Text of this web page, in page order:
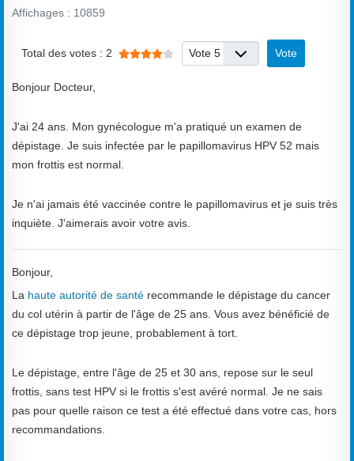
Affichages : 10859
Total des votes : 2 Veuillez voter
Bonjour Docteur,
J'ai 24 ans. Mon gynécologue m'a pratiqué un examen de
dépistage. Je suis infectée par le papillomavirus HPV 52 mais
mon frottis est normal.
Je n'ai jamais été vaccinée contre le papillomavirus et je suis très
inquiète. J'aimerais avoir votre avis.
Bonjour,
La haute autorité de santé recommande le dépistage du cancer
du col utérin à partir de l'âge de 25 ans. Vous avez bénéficié de
ce dépistage trop jeune, probablement à tort.
Le dépistage, entre l'âge de 25 et 30 ans, repose sur le seul
frottis, sans test HPV si le frottis s'est avéré normal. Je ne sais
pas pour quelle raison ce test a été effectué dans votre cas, hors
recommandations.